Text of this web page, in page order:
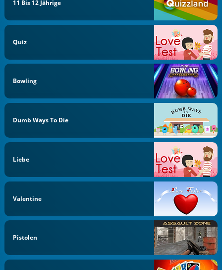
11 Bis 12 Jährige
Quiz
Bowling
Dumb Ways To Die
Liebe
Valentine
Pistolen